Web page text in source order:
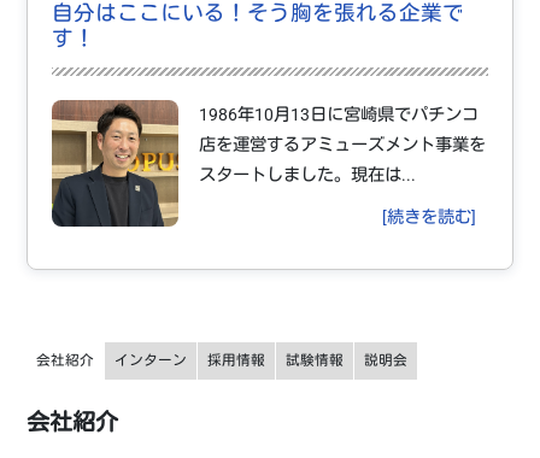
自分はここにいる！そう胸を張れる企業で
す！
1986年10月13日に宮崎県でパチンコ
店を運営するアミューズメント事業を
スタートしました。現在は...
[続きを読む]
会社紹介 インターン 採用情報 試験情報 説明会
会社紹介